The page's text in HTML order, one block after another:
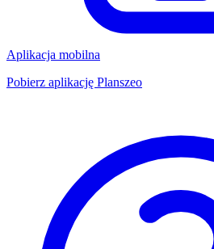
Aplikacja mobilna
Pobierz aplikację Planszeo